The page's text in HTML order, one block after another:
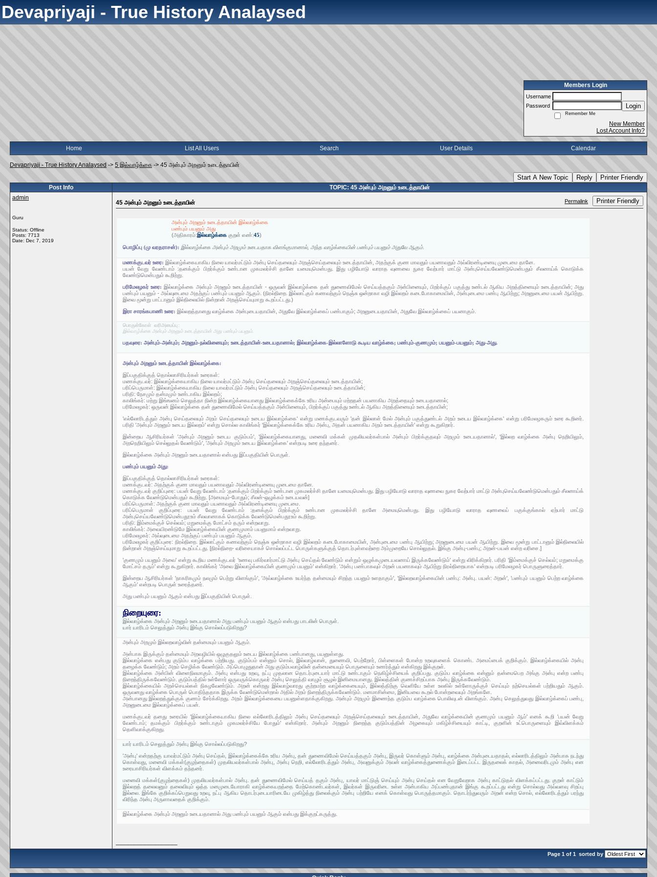
Devapriyaji - True History Analaysed
Members Login
Username
Password
Login
Remember Me
New Member
Lost Account Info?
Home List All Users Search User Details Calendar
Devapriyaji - True History Analaysed -> 5 இல்வாழ்க்கை -> 45 அன்பும் அறனும் உடைத்தாயின்
Start A New Topic Reply Printer Friendly
Post Info
TOPIC: 45 அன்பும் அறனும் உடைத்தாயின்
admin
Guru
Status: Offline
Posts: 7713
Date: Dec 7, 2019
45 அன்பும் அறனும் உடைத்தாயின் Permalink Printer Friendly
அன்பும் அறனும் உடைத்தாயின் இல்வாழ்க்கை
பண்பும் பயனும் அது
(அதிகாரம்:இல்வாழ்க்கைகுறள் எண்:45)
பொழிப்பு (மு வரதராசன்): இல்வாழ்க்கை அன்பும் அறமும் உடையதாக விளங்குமானால், அந்த வாழ்க்கையின் பண்பும் பயனும் அதுவே ஆகும்.
மணக்குடவர் உரை: இல்வாழ்க்கையாகிய நிலை யாவர்மட்டும் அன்பு செய்தலையும் அறஞ்செய்தலையும் உடைத்தாயின், அதற்குக் குண மாவதும் பயனாவதும் அவ்விரண்டினையு முடைமை தானே.
பயன் வேறு வேண்டாம் :தனக்கும் பிறர்க்கும் உண்டான முகமலர்ச்சி தானே யமையுமென்பது. இது பழியோடு வாராத வுணவை நுகர வேற்பார் மாட்டு அன்புசெய்யவேண்டுமென்பதும் சீலனாய்க் கொடுக்க
வேண்டுமென்பதும் கூறிற்று.
பரிமேலழகர் உரை:இல்வாழ்க்கை அன்பும் அறனும் உடைத்தாயின் - ஒருவன் இல்வாழ்க்கை தன் துணைவிமேல் செய்யத்தகும் அன்பினையும், பிறர்க்குப் பகுத்து உண்டல் ஆகிய அறத்தினையும் உடைத்தாயின்; அது
பண்பும் பயனும் - அவ்வுடைமை அதற்குப் பண்பும் பயனும் ஆகும். (நிரல்நிறை. இல்லாட்கும் கணவற்கும் நெஞ்சு ஒன்றாகா வழி இல்லறம் கடைபோகாமையின், அன்புடைமை பண்பு ஆயிற்று; அறனுடைமை பயன் ஆயிற்று.
இவை மூன்று பாட்டானும் இல்நிலையில் நின்றான் அறஞ்செய்யுமாறு கூறப்பட்டது.)
இரா சாரங்கபாணி உரை: இல்லறத்தானது வாழ்க்கை அன்புடையதாயின், அதுவே இல்வாழ்க்கைப் பண்பாகும்; அறனுடையதாயின், அதுவே இல்வாழ்க்கைப் பயனாகும்.
பொருள்கோள் வரிஅமைப்பு:
இல்வாழ்க்கை அன்பும் அறனும் உடைத்தாயின் அது பண்பும் பயனும்.
பதவுரை: அன்பும்-அன்பும்; அறனும்-நல்வினையும்; உடைத்தாயின்-உடையதானால்; இல்வாழ்க்கை-இல்லாளோடு கூடிய வாழ்க்கை; பண்பும்-குணமும்; பயனும்-பயனும்; அது-அது.
அன்பும் அறனும் உடைத்தாயின் இல்வாழ்க்கை:
இப்பகுதிக்குத் தொல்லாசிரியர்கள் உரைகள்:
மணக்குடவர்: இல்வாழ்க்கையாகிய நிலை யாவர்மட்டும் அன்பு செய்தலையும் அறஞ்செய்தலையும் உடைத்தாயின்;
பரிப்பெருமாள்: இல்வாழ்க்கையாகிய நிலை யாவர்மட்டும் அன்பு செய்தலையும் அறஞ்செய்தலையும் உடைத்தாயின்;
பரிதி: நேசமும் தன்மமும் உண்டாகிய இல்லறம்;
காலிங்கர்: மற்று இங்ஙனம் செலுத்தா நின்ற இல்வாழ்க்கையானது இல்வாழ்க்கைக்கே உரிய அன்பையும் மற்றதன் பயனாகிய அறத்தையும் உடையதானால்;
பரிமேலழகர்: ஒருவன் இல்வாழ்க்கை தன் துணைவிமேல் செய்யத்தகும் அன்பினையும், பிறர்க்குப் பகுத்து உண்டல் ஆகிய அறத்தினையும் உடைத்தாயின்;
'எல்லோரிடத்தும் அன்பு செய்தலையும் அறம் செய்தலையும் உடைய இல்வாழ்க்கை' என்று மணக்குடவரும் 'தன் இல்லாள் மேல் அன்பும் பகுத்துண்டல் அறம் உடைய இல்வாழ்க்கை' என்று பரிமேலழகரும் உரை கூறினர்.
பரிதி 'அன்பும் அறனும் உடைய இல்லறம்' என்று சொல்ல காலிங்கர் 'இல்வாழ்க்கைக்கே உரிய அன்பு, அதன் பயனாகிய அறம் உடைத்தாயின்' என்று கூறுகிறார்.
இன்றைய ஆசிரியர்கள் 'அன்பும் அறனும் உடைய குடும்பம்', 'இல்வாழ்க்கையானது, மனைவி மக்கள் முதலியவர்கள்பால் அன்பும் பிறர்க்குதவும் அறமும் உடையதானால்', 'இல்லற வாழ்க்கை அன்பு நெறியிலும்,
அறநெறியிலும் செல்லுதல் வேண்டும்', 'அன்பும் அறமும் உடைய இல்வாழ்க்கை' என்றபடி உரை தந்தனர்.
இல்வாழ்க்கை அன்பும் அறனும் உடையதானால் என்பது இப்பகுதியின் பொருள்.
பண்பும் பயனும் அது:
இப்பகுதிக்குத் தொல்லாசிரியர்கள் உரைகள்:
மணக்குடவர்: அதற்குக் குண மாவதும் பயனாவதும் அவ்விரண்டினையு முடைமை தானே.
மணக்குடவர் குறிப்புரை: பயன் வேறு வேண்டாம் :தனக்கும் பிறர்க்கும் உண்டான முகமலர்ச்சி தானே யமையுமென்பது. இது பழியோடு வாராத வுணவை நுகர வேற்பார் மாட்டு அன்புசெய்யவேண்டுமென்பதும் சீலனாய்க்
கொடுக்க வேண்டுமென்பதும் கூறிற்று. [அமையும்-போதும்; சீலன்-ஒழுக்கம் உடையவன்]
பரிப்பெருமாள்: அதற்குக் குண மாவதும் பயனாவதும் அவ்விரண்டினையு முடைமை.
பரிப்பெருமாள் குறிப்புரை: பயன் வேறு வேண்டாம் :தனக்கும் பிறர்க்கும் உண்டான முகமலர்ச்சி தானே அமையுமென்பது. இது பழியோடு வாராத வுணவைப் பகுக்குங்கால் ஏற்பார் மாட்டு
அன்புசெய்யவேண்டுமென்பதூஉம் சீலவானாகக் கொடுக்க வேண்டுமென்பதூஉம் கூறிற்று.
பரிதி: இம்மைக்குச் செல்வம்; மறுமைக்கு மோட்சம் தரும் என்றவாறு.
காலிங்கர்: அவையிரண்டுமே இல்வாழ்க்கையின் குணமுமாம் பயனுமாம் என்றவாறு.
பரிமேலழகர்: அவ்வுடைமை அதற்குப் பண்பும் பயனும் ஆகும்.
பரிமேலழகர் குறிப்புரை: நிரல்நிறை. இல்லாட்கும் கணவற்கும் நெஞ்சு ஒன்றாகா வழி இல்லறம் கடைபோகாமையின், அன்புடைமை பண்பு ஆயிற்று; அறனுடைமை பயன் ஆயிற்று. இவை மூன்று பாட்டானும் இல்நிலையில்
நின்றான் அறஞ்செய்யுமாறு கூறப்பட்டது. [நிரல்நிறை- வரிசையாகச் சொல்லப்பட்ட பொருள்களுக்குத் தொடர்புள்ளவற்றை அம்முறையே சொல்லுதல். இங்கு அன்பு-பண்பு; அறன்-பயன் என்ற வரிசை.]
'குணமும் பயனும் அவை' என்று கூறிய மணக்குடவர் 'உணவு பகிர்வார்மாட்டு அன்பு செய்தல் வேண்டும் என்றும் ஒழுக்கமுடையவனாய் இருக்கவேண்டும்' என்று விரிக்கிறார். பரிதி 'இம்மைக்குச் செல்வம்; மறுமைக்கு
மோட்சம் தரும்' என்று கூறுகிறார். காலிங்கர் 'அவை இல்வாழ்க்கையின் குணமும் பயனும்' என்கிறார். 'அன்பு பண்பாகவும் அறன் பயனாகவும் ஆயிற்று நிரல்நிறையாக' என்றபடி பரிமேலழகர் பொருளுரைத்தார்.
இன்றைய ஆசிரியர்கள் 'நாகரிகமும் நலமும் பெற்று விளங்கும்', 'அவ்வாழ்க்கை உயர்ந்த தன்மையும் சிறந்த பயனும் உளதாகும்', 'இல்லறவாழ்க்கையின் பண்பு: அன்பு. பயன்: அறன்', 'பண்பும் பயனும் பெற்ற வாழ்க்கை
ஆகும்' என்றபடி பொருள் உரைத்தனர்.
அது பண்பும் பயனும் ஆகும் என்பது இப்பகுதியின் பொருள்.
நிறையுரை:
இல்வாழ்க்கை அன்பும் அறனும் உடையதானால் அது பண்பும் பயனும் ஆகும் என்பது பாடலின் பொருள்.
யார் யாரிடம் செலுத்தும் அன்பு இங்கு சொல்லப்படுகிறது?
அன்பும் அறமும் இல்லறவாழ்வின் தன்மையும் பயனும் ஆகும்.
அன்பாக இருக்கும் தன்மையும் அறவழியில் ஒழுகுதலும் உடைய இல்வாழ்க்கை பண்பானது, பயனுள்ளது.
இல்வாழ்க்கை என்பது குடும்ப வாழ்க்கை பற்றியது. குடும்பம் என்னும் சொல், இல்வாழ்வான், துணைவி, பெற்றோர், பிள்ளைகள் போன்ற உறவுகளைக் கொண்ட அமைப்பைக் குறிக்கும். இல்வாழ்க்கையில் அன்பு
தழைக்க வேண்டும்; அறம் செழிக்க வேண்டும். அப்பொழுதுதான் அது குடும்பவாழ்வின் தன்மையையும் பொருளையும் உணர்த்தும் என்கிறது இக்குறள்.
இல்வாழ்க்கை அன்பின் விளைநிலமாகும். அன்பு என்பது உறவு, நட்பு முதலான தொடர்புடையார் மாட்டு உண்டாகும் நெகிழ்ச்சியைக் குறிப்பது. குடும்ப வாழ்க்கை என்னும் தன்மைபெற அங்கு அன்பு என்ற பண்பு
நிறைந்திருக்கவேண்டும். குடும்பத்தில் உள்ளோர் ஒருவருக்கொருவர் அன்பு செலுத்தி வாழும் சூழல் இனிமையானது. இல்லத்தின் குணச்சிறப்பாக அன்பு இருக்கவேண்டும்.
இல்வாழ்க்கையில் அறச்செயல்கள் நிகழவேண்டும். அறன் என்றது இல்வாழ்வாரது குற்றமற்ற வாழ்க்கையையும், இல்லத்திற்கு வெளியே உள்ள உலகில் உள்ளோருக்குச் செய்யும் நற்செயல்கள் பற்றியதும் ஆகும்.
ஒருவனது வாழ்க்கை பொருள் பொதிந்ததாக இருக்க வேண்டுமென்றால் அதில் அறம் நிறைந்திருக்கவேண்டும். மனமாசின்மை, இனியவை கூறல் போன்றவையும் அறங்களே.
அன்பானது இல்லறத்துக்குக் குணம் சேர்க்கிறது. அறம் இல்வாழ்க்கையை பயனுள்ளதாக்குகிறது. அன்பும் அறமும் இணைந்த குடும்ப வாழ்க்கை பொலிவுடன் விளங்கும். அன்பு செலுத்துவது இல்வாழ்க்கைப் பண்பு,
அறனுடைமை இல்வாழ்க்கைப் பயன்.
மணக்குடவர் தனது உரையில் 'இல்வாழ்க்கையாகிய நிலை எல்லோரிடத்திலும் அன்பு செய்தலையும் அறஞ்செய்தலையும் உடைத்தாயின், அதுவே வாழ்க்கையின் குணமும் பயனும் ஆம்' எனக் கூறி 'பயன் வேறு
வேண்டாம்; தமக்கும் பிறர்க்கும் உண்டாகும் முகமலர்ச்சியே போதும்' என்கிறார். அன்பும் அறனும் நிறைந்த குடும்பத்தின் அழகையும் மகிழ்ச்சியையும் காட்டி, குறளின் உட்பொருளையும் இவ்விளக்கம்
தெளிவாக்குகிறது.
யார் யாரிடம் செலுத்தும் அன்பு இங்கு சொல்லப்படுகிறது?
'அன்பு' என்றதற்கு யாவர்மட்டும் அன்பு செய்தல், இல்வாழ்க்கைக்கே உரிய அன்பு, தன் துணைவிமேல் செய்யத்தகும் அன்பு, இருவர் கொள்ளும் அன்பு, வாழ்க்கை அன்புடையதாதல், எல்லாரிடத்திலும் அன்பாக நடந்து
கொள்வது, மனைவி மக்கள்(குழந்தைகள்) முதலியவர்கள்பால் அன்பு, அன்பு நெறி, எல்லோரிடத்தும் அன்பு, அவனுக்கும் அவன் வாழ்க்கைத்துணைக்கும் இடைப்பட்ட இருதலைக் காதல், அனைவரிடமும் அன்பு என
உரையாசிரியர்கள் விளக்கம் தந்தனர்.
மனைவி மக்கள்(குழந்தைகள்) முதலியவர்கள்பால் அன்பு. தன் துணைவிமேல் செய்யத் தகும் அன்பு, யாவர் மாட்டுஞ் செய்யும் அன்பு செய்தல் என வேறுவேறாக அன்பு காட்டுதல் விளக்கப்பட்டது. குறள் காட்டும்
இல்லறத் தலைவனும் தலைவியும் ஒத்த மனமுடையோராகி வாழ்க்கையறத்தை மேற்கொண்டவர்கள், இவர்கள் இருவரிடை உள்ள அன்பாகிய அப்பண்புதான் இங்கு கூறப்பட்டது என்று சொல்வது அவ்வளவு சிறப்பு
இல்லை. இங்கே குறிக்கப்பெறுவது உறவு, நட்பு ஆகிய தொடர்புடையாரிடையே முகிழ்த்து நிலைக்கும் அன்பு பற்றியே எனக் கொள்வது பொருத்தமாகும். தொடர்ந்துவரும் அறன் என்ற சொல், எல்லோரிடத்தும் பரந்து
விரிந்த அன்பு அருளாவதைக் குறிக்கும்.
இல்வாழ்க்கை அன்பும் அறனும் உடையதானால் அது பண்பும் பயனும் ஆகும் என்பது இக்குறட்கருத்து.
Page 1 of 1 sorted by